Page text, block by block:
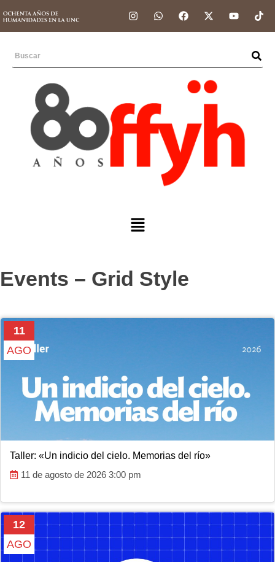
Events – Grid Style
11
AGO
Taller: «Un indicio del cielo. Memorias del río»
11 de agosto de 2026 3:00 pm
12
AGO